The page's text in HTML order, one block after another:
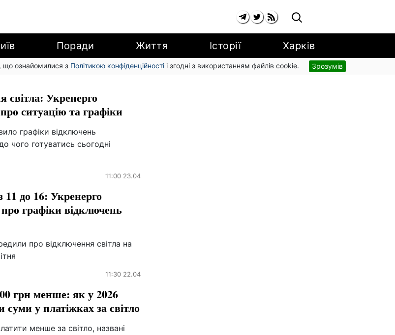
Поради Життя Історії Харків
що ознайомилися з Політикою конфіденційності і згодні з використанням файлів cookie. Зрозумів
світла: Укренерго
ситуацію та графіки
графіки відключень
чого готуватись сьогодні
11:00 23.04
11 до 16: Укренерго
графіки відключень
про відключення світла на
11:30 22.04
грн менше: як у 2026
суми у платіжках за світло
менше за світло, названі